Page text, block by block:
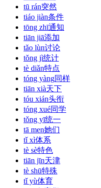
tū rán突然
tiáo jiàn条件
tōng zhī通知
tiān jiā添加
tǎo lùn讨论
tǒng jì统计
tè diǎn特点
tóng yàng同样
tiān xià天下
tóu xián头衔
tóng xué同学
tǒng yī统一
tā men她们
tǐ xì体系
tè sè特色
tiān jīn天津
tè shū特殊
tǐ yù体育